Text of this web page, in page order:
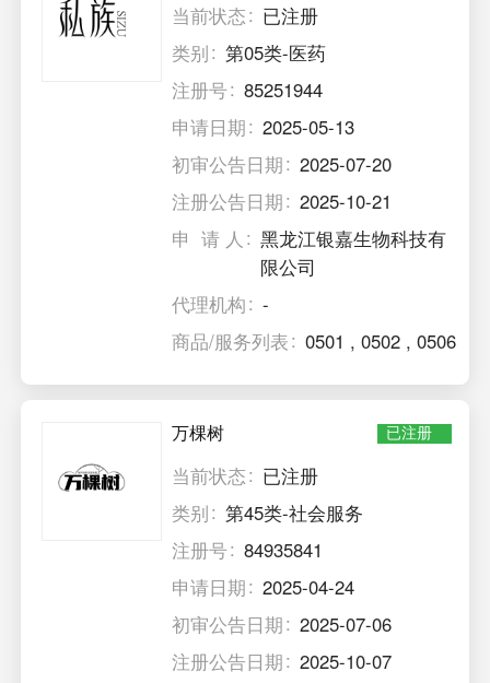
当前状态
已注册
类别
第05类-医药
注册号
85251944
申请日期
2025-05-13
初审公告日期
2025-07-20
注册公告日期
2025-10-21
申 请 人
黑龙江银嘉生物科技有
限公司
代理机构
-
商品/服务列表
0501 ,0502 ,0506
万棵树 已注册
当前状态
已注册
类别
第45类-社会服务
注册号
84935841
申请日期
2025-04-24
初审公告日期
2025-07-06
注册公告日期
2025-10-07